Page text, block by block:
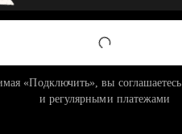
«Подключить», вы соглашаетесь
и регулярными платежами